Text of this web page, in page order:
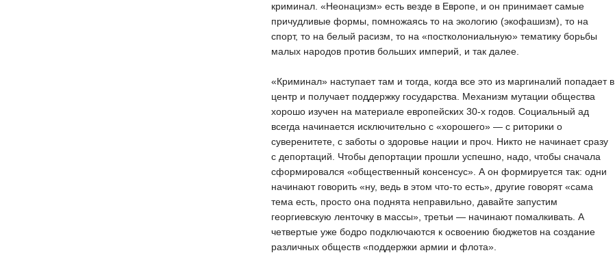
криминал. «Неонацизм» есть везде в Европе, и он принимает самые
причудливые формы, помножаясь то на экологию (экофашизм), то на
спорт, то на белый расизм, то на «постколониальную» тематику борьбы
малых народов против больших империй, и так далее.
«Криминал» наступает там и тогда, когда все это из маргиналий попадает в
центр и получает поддержку государства. Механизм мутации общества
хорошо изучен на материале европейских 30-х годов. Социальный ад
всегда начинается исключительно с «хорошего» — с риторики о
суверенитете, с заботы о здоровье нации и проч. Никто не начинает сразу
с депортаций. Чтобы депортации прошли успешно, надо, чтобы сначала
сформировался «общественный консенсус». А он формируется так: одни
начинают говорить «ну, ведь в этом что-то есть», другие говорят «сама
тема есть, просто она поднята неправильно, давайте запустим
георгиевскую ленточку в массы», третьи — начинают помалкивать. А
четвертые уже бодро подключаются к освоению бюджетов на создание
различных обществ «поддержки армии и флота».